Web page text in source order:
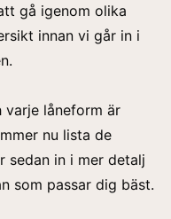
gå igenom olika
innan vi går in i
varje låneform är
nu lista de
sedan in i mer detalj
som passar dig bäst.